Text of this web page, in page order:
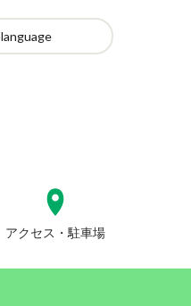
language
アクセス・駐車場